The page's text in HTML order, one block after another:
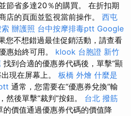
節省多達20％的購買。 在折扣期
店的頁面並監視當前操作。 西屯
辦護照 台中按摩排毒ptt Google
您不想錯過最佳促銷活動，請查看
惠始終可用。 klook 台胞證 新竹
找到合適的優惠券代碼後，單擊“顯
現在屏幕上。 板橋 外燴 什麼是
通常，您需要在“優惠券兌換”輸
然後單擊“裁判”按鈕。 台北 撥筋
的價值通過優惠券代碼的價值降